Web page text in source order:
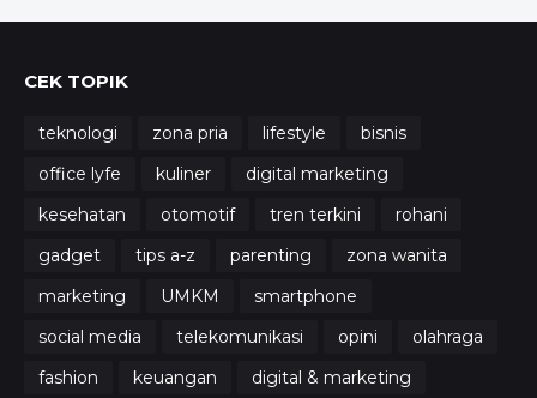
CEK TOPIK
teknologi zona pria lifestyle
bisnis
office lyfe
kuliner
digital marketing
kesehatan
otomotif tren terkini
rohani
gadget
tips a-z parenting
zona wanita
marketing
UMKM
smartphone
social media
telekomunikasi opini
olahraga
fashion
keuangan digital & marketing